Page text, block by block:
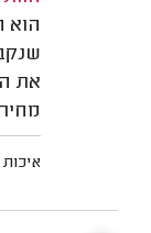
הוא
את
איכות